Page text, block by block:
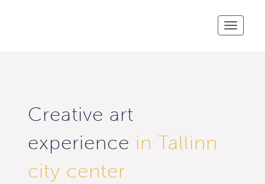
Toggle
Creative art
experience in Tallinn
city center